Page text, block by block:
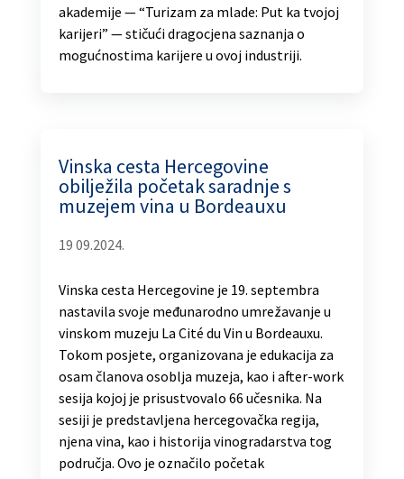
akademije — “Turizam za mlade: Put ka tvojoj
karijeri” — stičući dragocjena saznanja o
mogućnostima karijere u ovoj industriji.
Vinska cesta Hercegovine
obilježila početak saradnje s
muzejem vina u Bordeauxu
19 09.2024.
Vinska cesta Hercegovine je 19. septembra
nastavila svoje međunarodno umrežavanje u
vinskom muzeju La Cité du Vin u Bordeauxu.
Tokom posjete, organizovana je edukacija za
osam članova osoblja muzeja, kao i after-work
sesija kojoj je prisustvovalo 66 učesnika. Na
sesiji je predstavljena hercegovačka regija,
njena vina, kao i historija vinogradarstva tog
područja. Ovo je označilo početak